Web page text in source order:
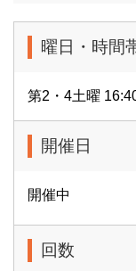
曜日・時間
第2・4土曜
開催日
開催中
回数